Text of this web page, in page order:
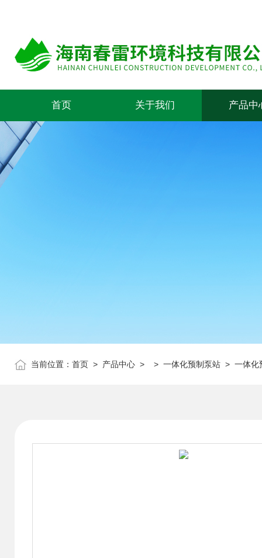
首页 关于我们 产品中
当前位置： 首页 > 产品中心 > > 一体化预制泵站 > 一体化